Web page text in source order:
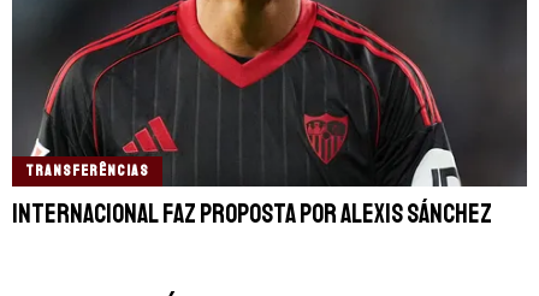
TRANSFERÊNCIAS
Internacional faz proposta por Alexis Sánchez